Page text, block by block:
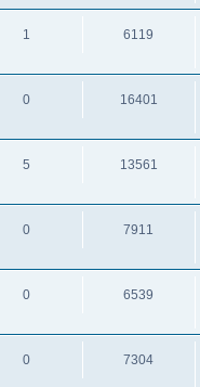
1 6119
0 16401
5 13561
0 7911
0 6539
0 7304